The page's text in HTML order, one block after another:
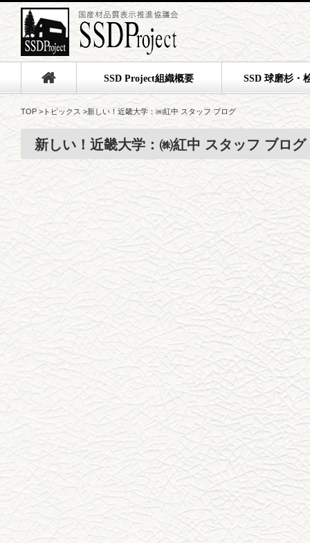
SSD Project組織概要 SSD 球磨杉・
TOP > トピックス >新しい！近畿大学：㈱紅中 スタッフ ブログ
新しい！近畿大学：㈱紅中 スタッフ ブログ